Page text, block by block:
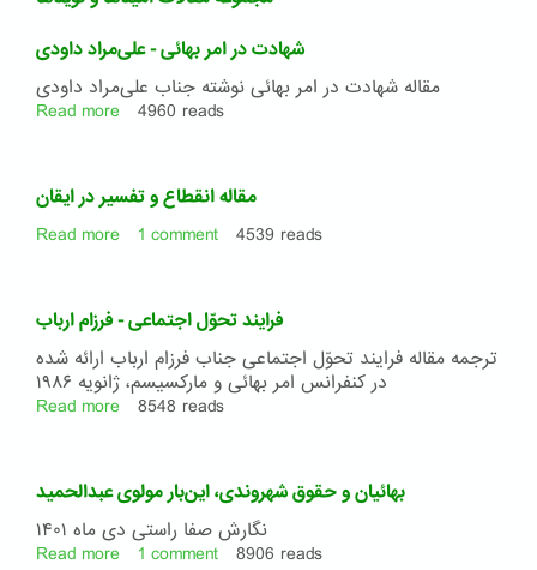
شهادت در امر بهائی - علی‌مراد داودی
مقاله شهادت در امر بهائی نوشته جناب علی‌مراد داودی
Read more about
امر
بهائی
4960 reads
مقاله انقطاع و تفسیر در ایقان
Read more about
تفسیر
در
ایقان
1 comment 4539 reads
فرایند تحوّل اجتماعی - فرزام ارباب
ترجمه مقاله فرایند تحوّل اجتماعی جناب فرزام ارباب ارائه شده
در کنفرانس امر بهائی و مارکسیسم، ژانویه ۱۹۸۶
Read more about
اجتماعی
-
فرزام
ارباب
8548 reads
بهائیان و حقوق شهروندی، این‌بار مولوی عبدالحمید
نگارش صفا راستی دی ماه ۱۴۰۱
Read more about
1 comment 8906 reads